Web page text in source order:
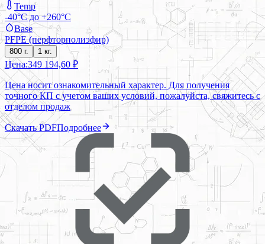
Temp
-40°C до +260°C
Base
PFPE (перфторполиэфир)
800 г. 1 кг.
Цена:349 194,60 ₽
Цена носит ознакомительный характер. Для получения
точного КП с учетом ваших условий, пожалуйста, свяжитесь с
отделом продаж
Скачать PDFПодробнее